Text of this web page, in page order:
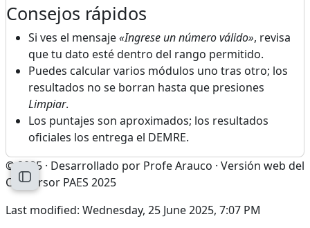
Open course index
Consejos rápidos
Si ves el mensaje«Ingrese un número válido», revisa
que tu dato esté dentro del rango permitido.
Puedes calcular varios módulos uno tras otro; los
resultados no se borran hasta que presiones
Limpiar.
Los puntajes son aproximados; los resultados
oficiales los entrega el DEMRE.
© 2025 · Desarrollado por Profe Arauco · Versión web del
Conversor PAES 2025
Last modified: Wednesday, 25 June 2025, 7:07 PM